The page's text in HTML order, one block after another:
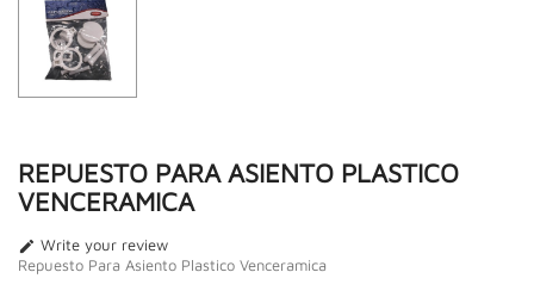
REPUESTO PARA ASIENTO PLASTICO
VENCERAMICA
 Write your review
Repuesto Para Asiento Plastico Venceramica